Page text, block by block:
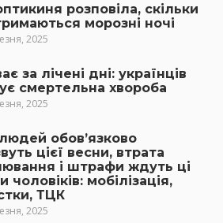
розповіла, скільки
морозні ночі
2025
за лічені дні: українців
смертельна хвороба
2025
обов’язково
цієї весни, втрата
і штрафи ждуть ці
чоловіків: мобілізація,
ТЦК
2025